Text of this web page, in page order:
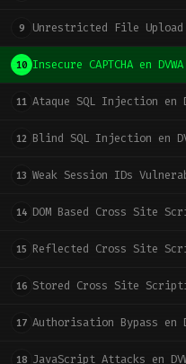
9
10 Insecure CAPTCHA en
11 Ataque SQL Injection en
12 Blind SQL Injection en
13
14
15
16 Stored Cross Site
17 Authorisation Bypass en
18 JavaScript Attacks en